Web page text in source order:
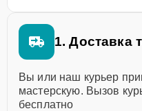
1. Доставка
Вы или наш курьер
мастерскую. Вызов
бесплатно